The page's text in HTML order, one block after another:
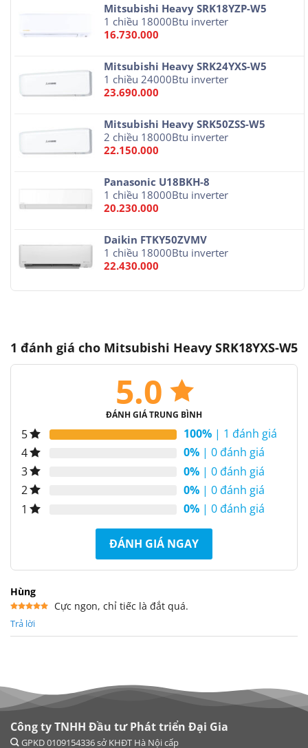
Mitsubishi Heavy SRK18YZP-W5
1 chiều 18000Btu inverter
16.730.000
Mitsubishi Heavy SRK24YXS-W5
1 chiều 24000Btu inverter
23.690.000
Mitsubishi Heavy SRK50ZSS-W5
2 chiều 18000Btu inverter
22.150.000
Panasonic U18BKH-8
1 chiều 18000Btu inverter
20.230.000
Daikin FTKY50ZVMV
1 chiều 18000Btu inverter
22.430.000
1 đánh giá cho Mitsubishi Heavy SRK18YXS-W5
5.0
ĐÁNH GIÁ TRUNG BÌNH
5 100% | 1 đánh giá
4
0% | 0 đánh giá
3
0% | 0 đánh giá
2
0% | 0 đánh giá
1
0% | 0 đánh giá
ĐÁNH GIÁ NGAY
Hùng
hạng55
Cực ngon, chỉ tiếc là đắt quá.
Trả lời
Công ty TNHH Đầu tư Phát triển Đại Gia